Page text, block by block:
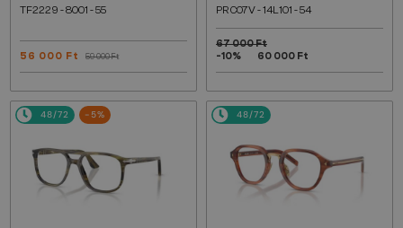
TF2229 - 8001 - 55
56 000 Ft 59 000 Ft
PR C07V - 14L1O1 - 54
67 000 Ft
-10%
60 000 Ft
48/72 -5% 48/72